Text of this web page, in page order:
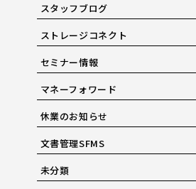
スタッフブログ
ストレージコネクト
セミナー情報
マネーフォワード
休業のお知らせ
文書管理SFMS
未分類